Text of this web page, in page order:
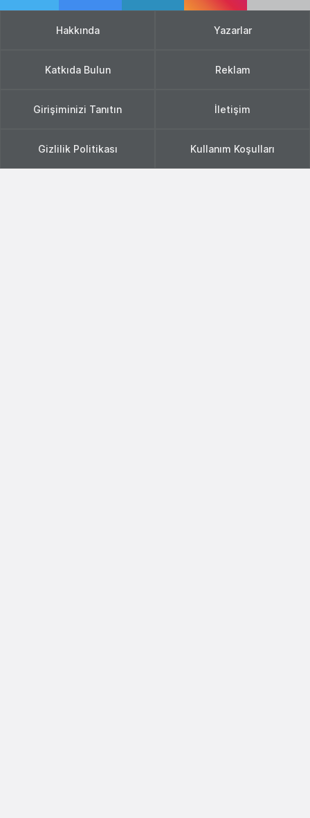
Hakkında Yazarlar
Katkıda Bulun Reklam
Girişiminizi Tanıtın İletişim
Gizlilik Politikası Kullanım Koşulları